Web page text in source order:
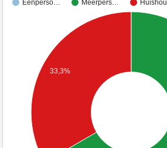
Eenperso… Meerpers…
33,3%